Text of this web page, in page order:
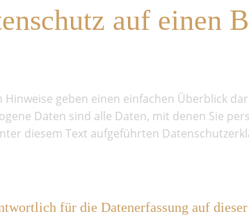
auf einen
Hinweise geben einen einfachen Überblick
Daten sind alle Daten, mit denen Sie
diesem Text aufgeführten
für die Datenerfassung auf dieser